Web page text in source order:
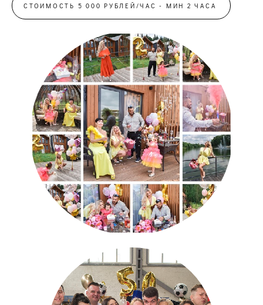
СТОИМОСТЬ 5 000 РУБЛЕЙ/ЧАС - МИН 2 ЧАСА